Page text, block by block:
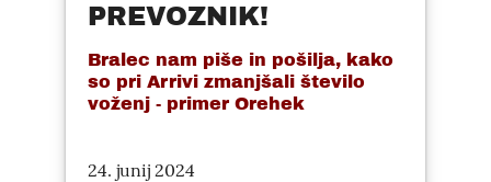
PREVOZNIK!
Bralec nam piše in pošilja, kako
so pri Arrivi zmanjšali število
voženj - primer Orehek
24. junij 2024